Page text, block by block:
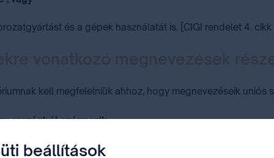
és a gépek használatát is. [CIGI rendelet 4. cikk
kell megfelelniük ahhoz, hogy megnevezéseik uniós
országból származik,
jellemzőjelényegileg a földrajzi származásának
beállítások